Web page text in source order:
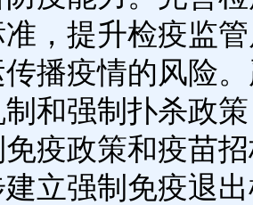
准，提升检疫监
播疫情的风险
和强制扑杀政
疫政策和疫苗
立强制免疫退